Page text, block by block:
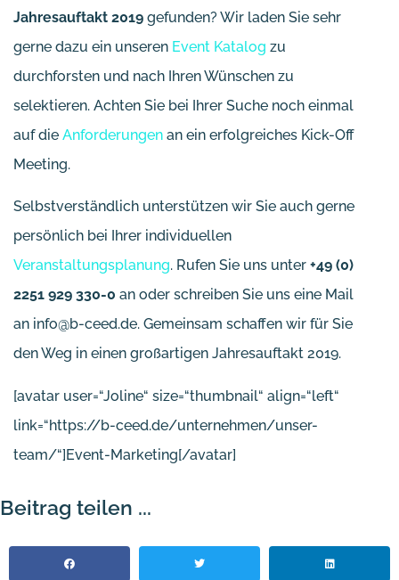
Jahresauftakt 2019 gefunden? Wir laden Sie sehr
gerne dazu ein unseren Event Katalog zu
durchforsten und nach Ihren Wünschen zu
selektieren. Achten Sie bei Ihrer Suche noch einmal
auf die Anforderungen an ein erfolgreiches Kick-Off
Meeting.
Selbstverständlich unterstützen wir Sie auch gerne
persönlich bei Ihrer individuellen
Veranstaltungsplanung. Rufen Sie uns unter +49 (0)
2251 929 330-0 an oder schreiben Sie uns eine Mail
an info@b-ceed.de. Gemeinsam schaffen wir für Sie
den Weg in einen großartigen Jahresauftakt 2019.
[avatar user=“Joline“ size=“thumbnail“ align=“left“
link=“https://b-ceed.de/unternehmen/unser-
team/“]Event-Marketing[/avatar]
Beitrag teilen ...